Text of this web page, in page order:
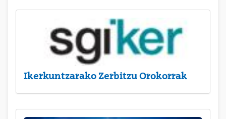
Ikerkuntzarako Zerbitzu Orokorrak